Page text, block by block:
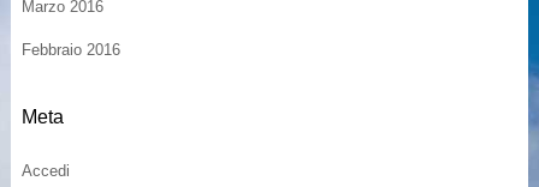
Marzo 2016
Febbraio 2016
Meta
Accedi